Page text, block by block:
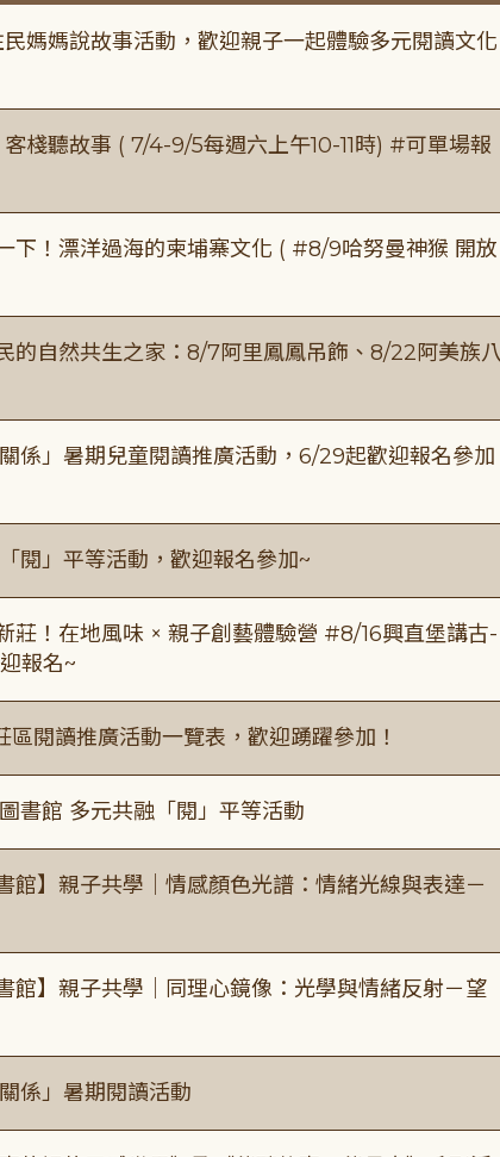
民媽媽說故事活動，歡迎親子一起體驗多元閱讀文化
客棧聽故事 ( 7/4-9/5每週六上午10-11時) #可單場報
下！漂洋過海的柬埔寨文化 ( #8/9哈努曼神猴 開放
的自然共生之家：8/7阿里鳳鳳吊飾、8/22阿美族八
關係」暑期兒童閱讀推廣活動，6/29起歡迎報名參加
「閱」平等活動，歡迎報名參加~
莊！在地風味 × 親子創藝體驗營 #8/16興直堡講古-
報名~
區閱讀推廣活動一覽表，歡迎踴躍參加！
圖書館 多元共融「閱」平等活動
館】親子共學｜情感顏色光譜：情緒光線與表達－
館】親子共學｜同理心鏡像：光學與情緒反射－望
係」暑期閱讀活動